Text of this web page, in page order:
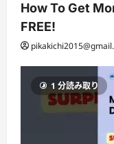
How To Get
FREE!
1 分読み取り